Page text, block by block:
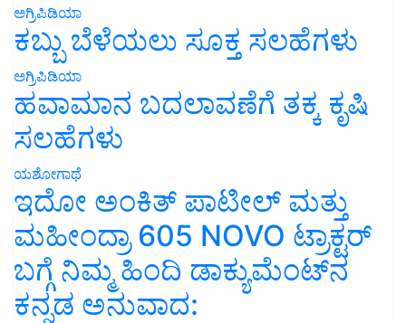
ಅಗ್ರಿಪಿಡಿಯಾ
ಕಬ್ಬು ಬೆಳೆಯಲು ಸೂಕ್ತ ಸಲಹೆಗಳು
ಅಗ್ರಿಪಿಡಿಯಾ
ಹವಾಮಾನ ಬದಲಾವಣೆಗೆ ತಕ್ಕ ಕೃಷಿ
ಸಲಹೆಗಳು
ಯಶೋಗಾಥೆ
ಇದೋ ಅಂಕಿತ್ ಪಾಟೀಲ್ ಮತ್ತು
ಮಹೀಂದ್ರಾ 605 NOVO ಟ್ರಾಕ್ಟರ್
ಬಗ್ಗೆ ನಿಮ್ಮ ಹಿಂದಿ ಡಾಕ್ಯುಮೆಂಟ್‌ನ
ಕನ್ನಡ ಅನುವಾದ: